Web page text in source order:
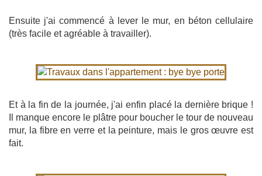
Ensuite j'ai commencé à lever le mur, en béton cellulaire
(très facile et agréable à travailler).
Et à la fin de la journée, j'ai enfin placé la dernière brique !
Il manque encore le plâtre pour boucher le tour de nouveau
mur, la fibre en verre et la peinture, mais le gros œuvre est
fait.